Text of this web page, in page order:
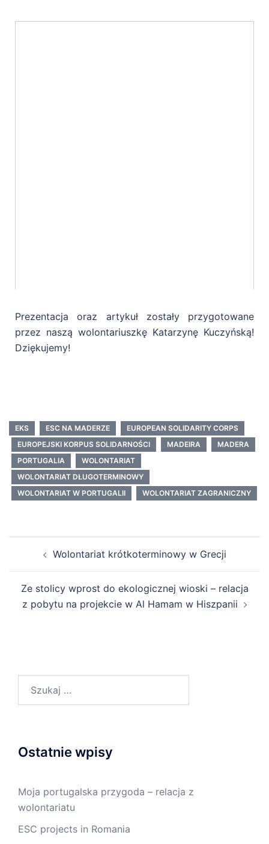
Prezentacja oraz artykuł zostały przygotowane
przez naszą wolontariuszkę Katarzynę Kuczyńską!
Dziękujemy!
EKS ESC NA MADERZE
EUROPEAN SOLIDARITY CORPS
EUROPEJSKI KORPUS SOLIDARNOŚCI
MADEIRA
MADERA
PORTUGALIA
WOLONTARIAT
WOLONTARIAT DŁUGOTERMINOWY
WOLONTARIAT W PORTUGALII
WOLONTARIAT ZAGRANICZNY
Wolontariat krótkoterminowy w Grecji
Ze stolicy wprost do ekologicznej wioski – relacja
z pobytu na projekcie w Al Hamam w Hiszpanii
Ostatnie wpisy
Moja portugalska przygoda – relacja z
wolontariatu
ESC projects in Romania